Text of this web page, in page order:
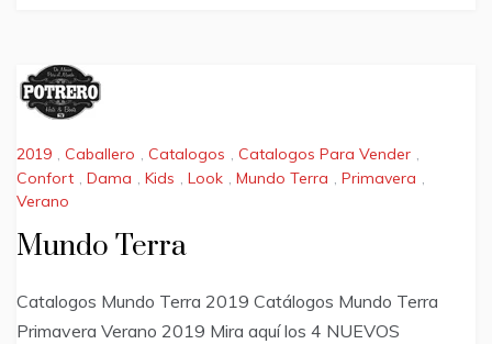
2019 , Caballero , Catalogos , Catalogos Para Vender ,
Confort , Dama , Kids , Look , Mundo Terra , Primavera ,
Verano
Mundo Terra
Catalogos Mundo Terra 2019 Catálogos Mundo Terra
Primavera Verano 2019 Mira aquí los 4 NUEVOS